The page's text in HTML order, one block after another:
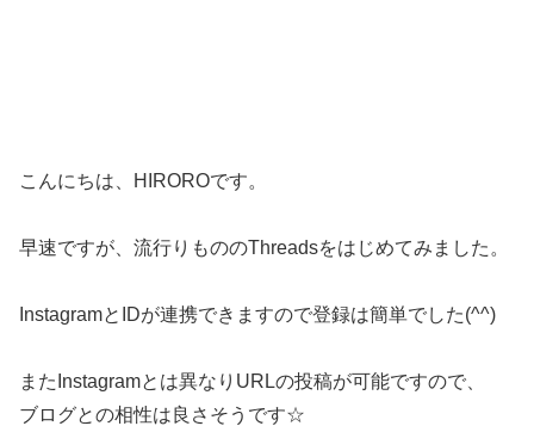
こんにちは、HIROROです。
早速ですが、流行りもののThreadsをはじめてみました。
InstagramとIDが連携できますので登録は簡単でした(^^)
またInstagramとは異なりURLの投稿が可能ですので、
ブログとの相性は良さそうです☆